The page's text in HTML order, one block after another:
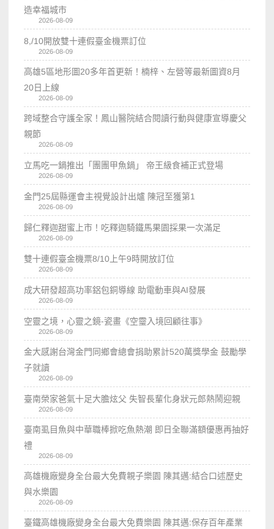
造幸福城市
2026-08-09
8,/10開放雙十連假臺金機票訂位
2026-08-09
高雄5區地形圖20多年首更新！楠梓、左營等最新圖資8月
20日上線
2026-08-09
跨域整合守護全家！鳳山醫院結合閱讀行動與健康宣導慶父
親節
2026-08-09
立馬吃一鍋推出「團團甲魚鍋」 帝王級食補正式登場
2026-08-09
金門25屆縣運會主視覺設計出爐 陳冠至獲第1
2026-08-09
歸仁釋迦甜蜜上市！吃釋迦騎鐵馬果園採果一次滿足
2026-08-09
雙十連假臺金機票8/10上午9時開放訂位
2026-08-09
成大研發超高功率鋁包銅導線 助電動車與AI發展
2026-08-09
空靈之境，心靈之鏡-瓷畫《空𩆜入境回顧往事》
2026-08-09
金大感謝台灣金門同鄉會總會捐助累計520萬獎學金 鼓勵學
子就讀
2026-08-09
臺南榮家爸氣十足大膽炫父 失智長輩化身狀元郎熱鬧迎親
2026-08-09
臺南虱目魚與中華職棒掀吃魚熱潮 即日全聯滿額優惠再抽好
禮
2026-08-09
高雄機廠變身全台最大免費親子樂園 陳其邁:結合口述歷史
與水樂園
2026-08-09
臺鐵高雄機廠變身全台最大免費樂園 陳其邁:保存百年產業